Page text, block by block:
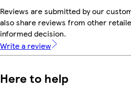
Reviews are submitted by our
also share reviews from other
informed decision.
Write a review
Here to help